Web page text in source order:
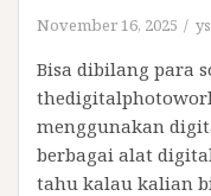
November 16, 2025
Bisa dibilang para
menggunakan
berbagai alat
tahu kalau kalian